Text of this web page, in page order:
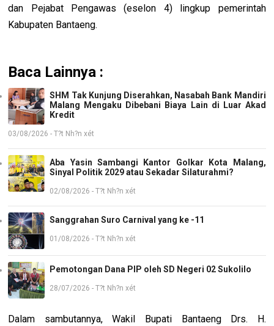
dan Pejabat Pengawas (eselon 4) lingkup pemerintah
Kabupaten Bantaeng.
Baca Lainnya :
SHM Tak Kunjung Diserahkan, Nasabah Bank Mandiri
Malang Mengaku Dibebani Biaya Lain di Luar Akad
Kredit
03/08/2026 - T?t Nh?n xét
Aba Yasin Sambangi Kantor Golkar Kota Malang,
Sinyal Politik 2029 atau Sekadar Silaturahmi?
02/08/2026 - T?t Nh?n xét
Sanggrahan Suro Carnival yang ke -11
01/08/2026 - T?t Nh?n xét
Pemotongan Dana PIP oleh SD Negeri 02 Sukolilo
28/07/2026 - T?t Nh?n xét
Dalam sambutannya, Wakil Bupati Bantaeng Drs. H.